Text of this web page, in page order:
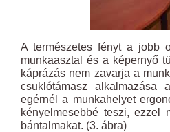
A természetes fényt a jobb
munkaasztal és a képernyő
káprázás nem zavarja a
csuklótámasz alkalmazása
egérnél a munkahelyet
kényelmesebbé teszi, ezzel
bántalmakat. (3. ábra)